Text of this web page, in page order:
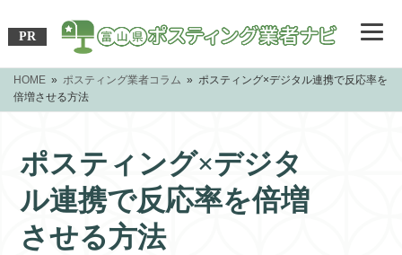
PR
HOME» ポスティング業者コラム » ポスティング×デジタル連携で反応率を
倍増させる方法
ポスティング×デジタ
ル連携で反応率を倍増
させる方法